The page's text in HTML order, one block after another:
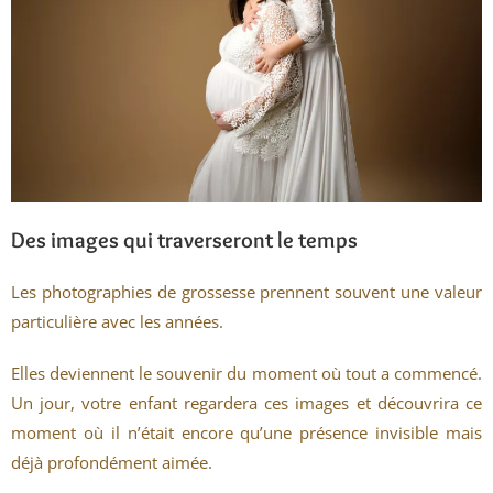
Des images qui traverseront le temps
Les photographies de grossesse prennent souvent une valeur
particulière avec les années.
Elles deviennent le souvenir du moment où tout a commencé.
Un jour, votre enfant regardera ces images et découvrira ce
moment où il n’était encore qu’une présence invisible mais
déjà profondément aimée.